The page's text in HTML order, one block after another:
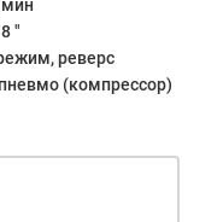
"
реверс
пневмо (компрессор)